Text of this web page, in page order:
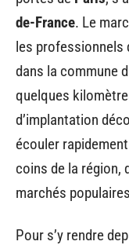
de-France. Le
les professionnels
dans la commune
quelques
d’implantation
écouler
coins de la région,
marchés
Pour s’y rendre